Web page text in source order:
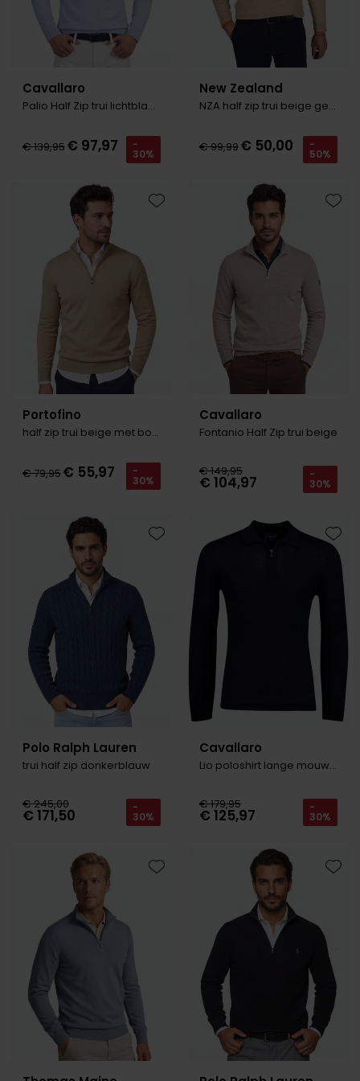
Cavallaro
Palio Half Zip trui lichtblauw gemeleerd
€ 139,95€ 97,97 -
30%
New Zealand
NZA half zip trui beige gebreid Ralph
€ 99,99€ 50,00 -
50%
Portofino
half zip trui beige met boord
€ 79,95€ 55,97 -
30%
Toevoegen aan favorieten
Cavallaro
Fontanio Half Zip trui beige
€ 149,95
€ 104,97 -
30%
Polo Ralph Lauren
trui half zip donkerblauw
€ 245,00
€ 171,50 -
30%
Toevoegen aan favorieten
Cavallaro
Lio poloshirt lange mouw navy
€ 179,95
€ 125,97 -
30%
Toevoegen aan favorieten